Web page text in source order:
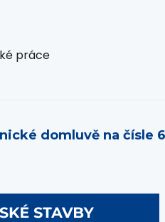
práce
domluvě na čísle